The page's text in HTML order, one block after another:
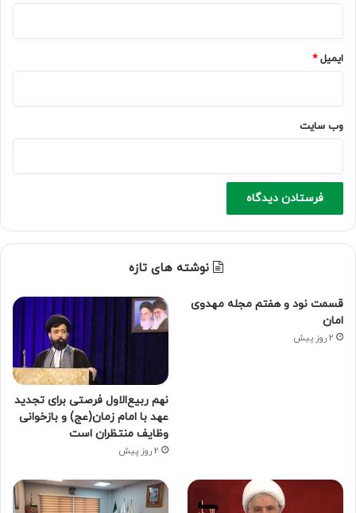
ایمیل*
وب‌ سایت
نوشته های تازه
قسمت نود و هفتم مجله مهدوی
امان
2 روز پیش
نهم ربیع‌الاول فرصتی برای تجدید
عهد با امام زمان(عج) و بازخوانی
وظایف منتظران است
2 روز پیش